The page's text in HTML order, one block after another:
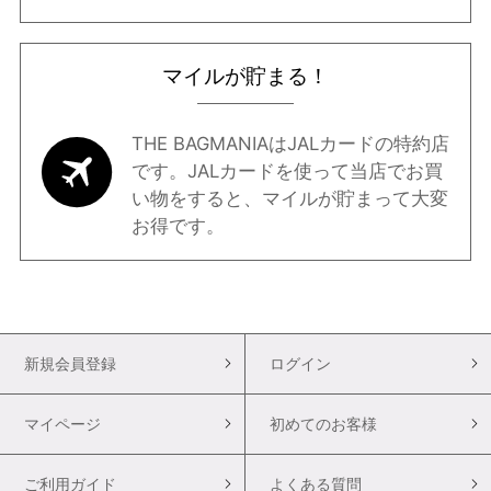
マイルが貯まる！
THE BAGMANIAはJALカードの特約店
です。JALカードを使って当店でお買
い物をすると、マイルが貯まって大変
お得です。
新規会員登録 ログイン
マイページ 初めてのお客様
ご利用ガイド よくある質問